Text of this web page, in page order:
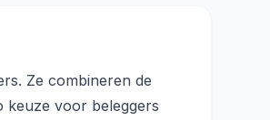
Ze combineren de
keuze voor beleggers